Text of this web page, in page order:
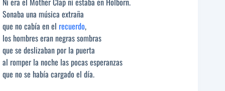
Sonaba una música extraña
que no cabía en el recuerdo,
los hombres eran negras sombras
que se deslizaban por la puerta
al romper la noche las pocas esperanzas
que no se había cargado el día.